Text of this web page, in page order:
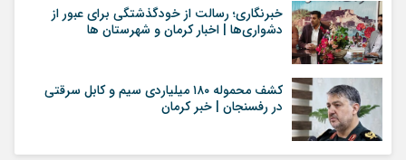
خبرنگاری؛ رسالت از خودگذشتگی برای عبور از
دشواری‌ها | اخبار کرمان و شهرستان ها
کشف محموله ۱۸۰ میلیاردی سیم و کابل سرقتی
در رفسنجان | خبر کرمان